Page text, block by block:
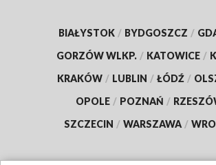
BIAŁYSTOK / BYDGOSZCZ /
GORZÓW WLKP. / KATOWICE /
KRAKÓW / LUBLIN / ŁÓDŹ /
OPOLE / POZNAŃ /
SZCZECIN / WARSZAWA /